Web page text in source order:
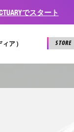
でスタート
ィア） STORE